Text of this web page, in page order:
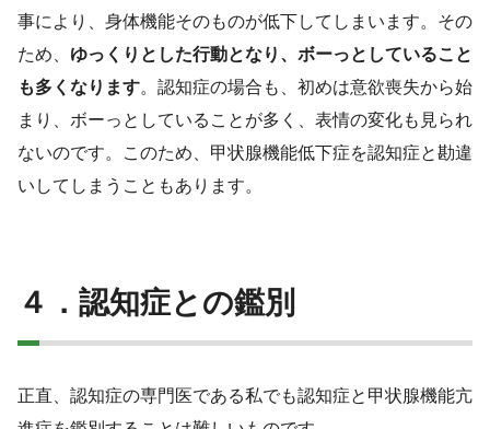
事により、身体機能そのものが低下してしまいます。その
ため、 ゆっくりとした行動となり、ボーっとしていること
も多くなります。認知症の場合も、初めは意欲喪失から始
まり、ボーっとしていることが多く、表情の変化も見られ
ないのです。このため、甲状腺機能低下症を認知症と勘違
いしてしまうこともあります。
４．認知症との鑑別
正直、認知症の専門医である私でも認知症と甲状腺機能亢